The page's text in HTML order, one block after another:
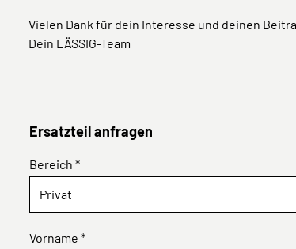
Vielen Dank für dein Interesse und deinen
Dein LÄSSIG-Team
Ersatzteil anfragen
Bereich *
Vorname *